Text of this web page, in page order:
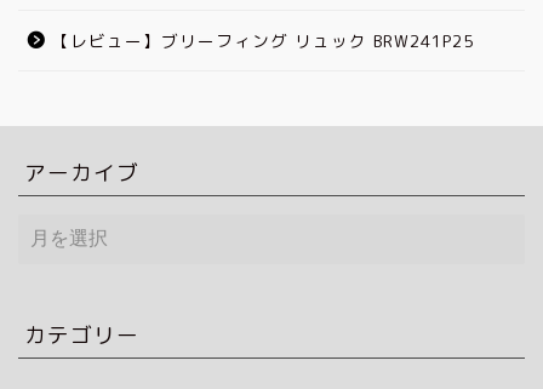
【レビュー】ブリーフィング リュック BRW241P25
アーカイブ
ア
ー
ブ
カテゴリー